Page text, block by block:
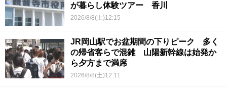
が暮らし体験ツアー 香川
2026/8/8(土)12:15
JR岡山駅でお盆期間の下りピーク 多く
の帰省客らで混雑 山陽新幹線は始発か
ら夕方まで満席
2026/8/8(土)12:11